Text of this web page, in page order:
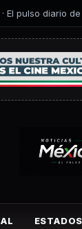
El pulso diario
ESTADOS